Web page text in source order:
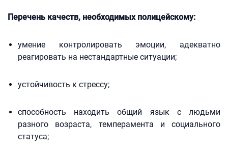
Перечень качеств, необходимых полицейскому:
умение контролировать эмоции, адекватно
реагировать на нестандартные ситуации;
устойчивость к стрессу;
способность находить общий язык с людьми
разного возраста, темперамента и социального
статуса;